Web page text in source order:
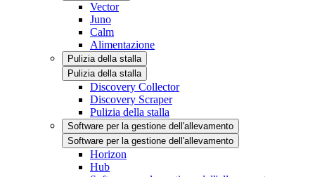
Vector
Juno
Calm
Alimentazione
Pulizia della stalla
Pulizia della stalla
Discovery Collector
Discovery Scraper
Pulizia della stalla
Software per la gestione dell'allevamento
Software per la gestione dell'allevamento
Horizon
Hub